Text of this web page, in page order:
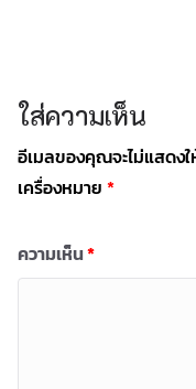
ใส่ความเห็น
อีเมลของคุณจะไม่แสดง
เครื่องหมาย *
ความเห็น*